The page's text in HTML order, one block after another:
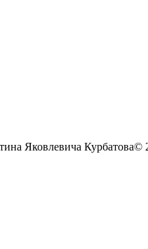
Яковлевича Курбатова©